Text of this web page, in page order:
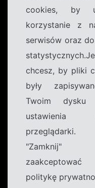
cookies, by
korzystanie z
serwisów oraz
chcesz, by pliki
były
Twoim dysku
ustawienia
przeglądarki.
"Zamknij"
zaakceptować
politykę